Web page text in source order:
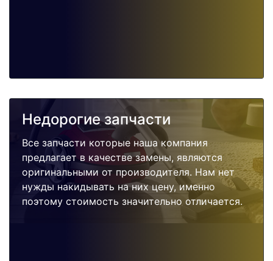
Недорогие запчасти
Все запчасти которые наша компания
предлагает в качестве замены, являются
оригинальными от производителя. Нам нет
нужды накидывать на них цену, именно
поэтому стоимость значительно отличается.